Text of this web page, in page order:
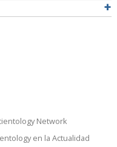
Network
en la Actualidad